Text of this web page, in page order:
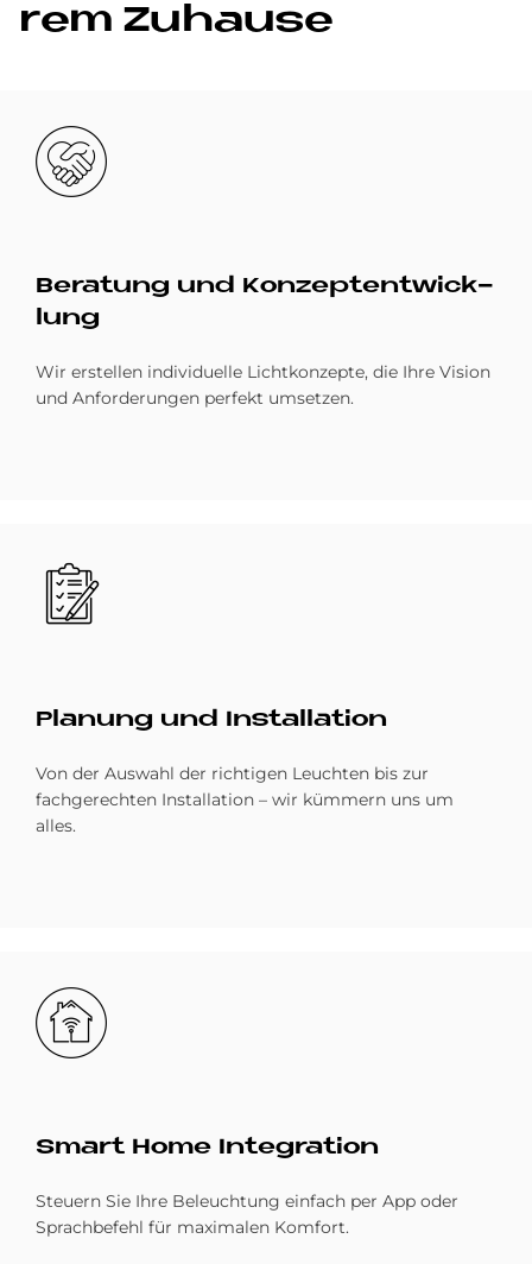
rem Zu­hau­se
Bild
Be­ra­tung und Kon­zept­ent­wick­
lung
Wir erstellen individuelle Lichtkonzepte, die Ihre Vision
und Anforderungen perfekt umsetzen.
Bild
Pla­nung und In­stal­la­ti­on
Von der Auswahl der richtigen Leuchten bis zur
fachgerechten Installation – wir kümmern uns um
alles.
Bild
Smart Home In­te­gra­ti­on
Steuern Sie Ihre Beleuchtung einfach per App oder
Sprachbefehl für maximalen Komfort.